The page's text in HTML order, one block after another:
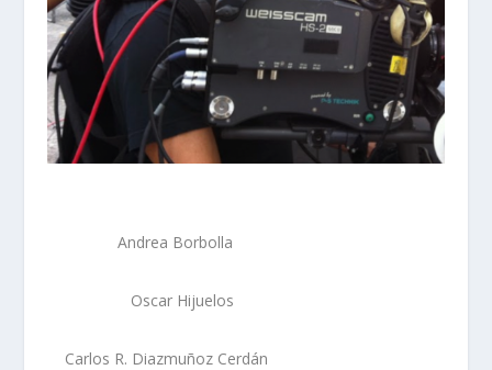
Andrea Borbolla
Oscar Hijuelos
Carlos R. Diazmuñoz Cerdán